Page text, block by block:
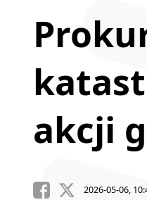
akcji
2026-05-06,